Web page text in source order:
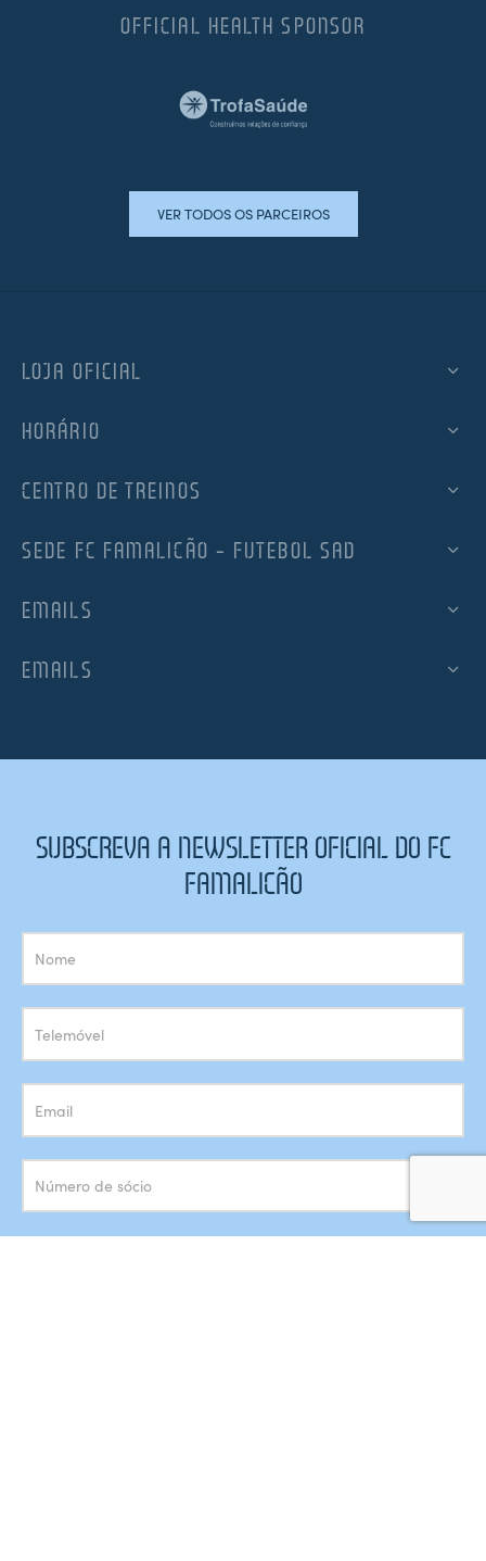
OFFICIAL HEALTH SPONSOR
VER TODOS OS PARCEIROS
LOJA OFICIAL
HORÁRIO
CENTRO DE TREINOS
SEDE FC FAMALICÃO – FUTEBOL SAD
EMAILS
EMAILS
SUBSCREVA A NEWSLETTER OFICIAL DO FC
FAMALICÃO
Subscrição
Newsletter
Concordo com o armazenamento dos meus dados de acordo